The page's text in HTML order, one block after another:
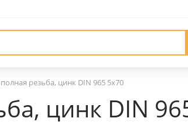
резьба, цинк DIN 965 5х70
цинк DIN